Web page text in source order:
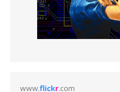
www.flickr.com